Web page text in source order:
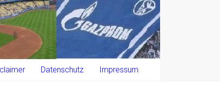
Datenschutz Impressum